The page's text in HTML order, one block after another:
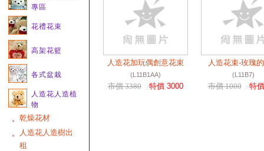
專區
花禮花束
高架花籃
各式盆栽
人造花人造植
物
。 乾燥花材
。
人造花人造樹出
租
人造花加玩偶創意花束
(L11B1AA)
市價 3380 特價 3000
人造花束-玫瑰
(L11B7)
市價 1000 特